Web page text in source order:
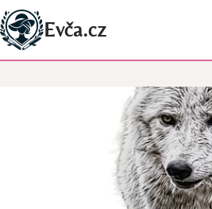
Přeskočit
na
obsah
Evča.cz